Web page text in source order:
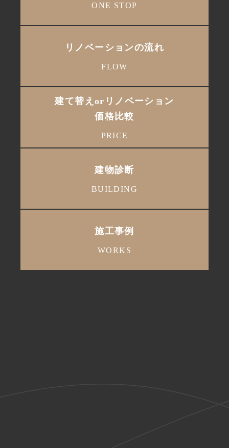
ONE STOP
リノベーションの流れ
FLOW
建て替えorリノベーション
価格比較
PRICE
建物診断
BUILDING
施工事例
WORKS